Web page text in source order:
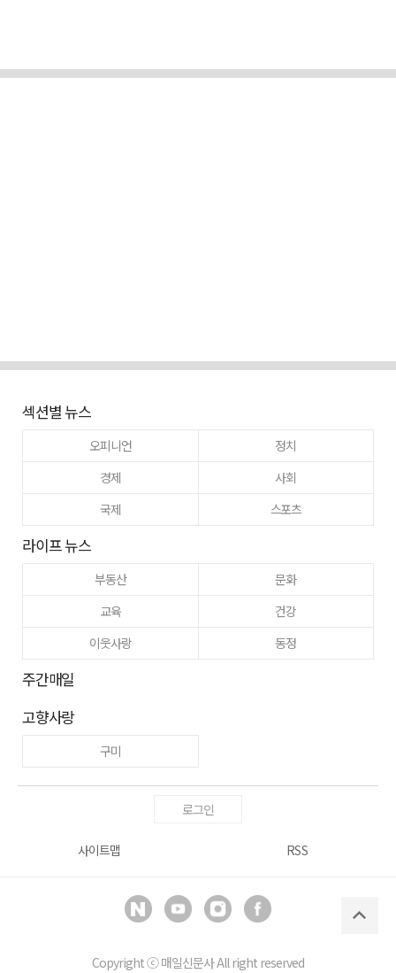
섹션별 뉴스
오피니언
정치
경제
사회
국제
스포츠
라이프 뉴스
부동산
문화
교육
건강
이웃사랑
동정
주간매일
고향사랑
구미
로그인
사이트맵 RSS
Copyright ⓒ매일신문사All right reserved